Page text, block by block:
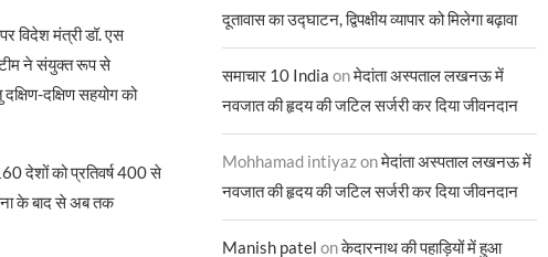
विदेश मंत्री डॉ. एस
ने संयुक्त रूप से
दक्षिण सहयोग को
देशों को प्रतिवर्ष 400 से
के बाद से अब तक
दूतावास का उद्घाटन, द्विपक्षीय व्यापार को मिलेगा बढ़ावा
समाचार 10 India onमेदांता अस्पताल लखनऊ में
नवजात की हृदय की जटिल सर्जरी कर दिया जीवनदान
Mohhamad intiyazonमेदांता अस्पताल लखनऊ में
नवजात की हृदय की जटिल सर्जरी कर दिया जीवनदान
Manish patel onकेदारनाथ की पहाड़ियों में हुआ